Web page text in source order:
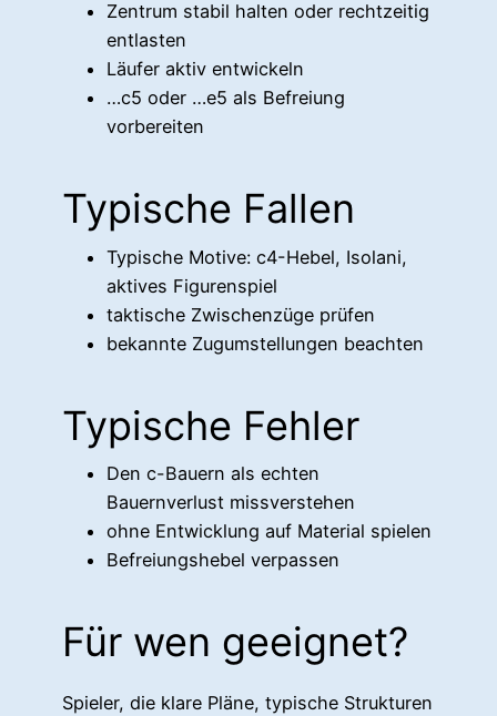
Zentrum stabil halten oder rechtzeitig
entlasten
Läufer aktiv entwickeln
…c5 oder …e5 als Befreiung
vorbereiten
Typische Fallen
Typische Motive: c4-Hebel, Isolani,
aktives Figurenspiel
taktische Zwischenzüge prüfen
bekannte Zugumstellungen beachten
Typische Fehler
Den c-Bauern als echten
Bauernverlust missverstehen
ohne Entwicklung auf Material spielen
Befreiungshebel verpassen
Für wen geeignet?
Spieler, die klare Pläne, typische Strukturen